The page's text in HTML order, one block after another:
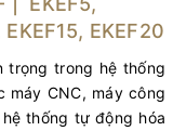
EKEF15, EKEF20
trọng trong hệ thống
CNC, máy công
thống tự động hóa